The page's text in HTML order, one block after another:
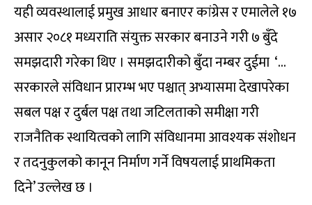
यही व्यवस्थालाई प्रमुख आधार बनाएर कांग्रेस र एमालेले १७
असार २०८१ मध्यराति संयुक्त सरकार बनाउने गरी ७ बुँदे
समझदारी गरेका थिए । समझदारीको बुँदा नम्बर दुईमा ‘…
सरकारले संविधान प्रारम्भ भए पश्चात् अभ्यासमा देखापरेका
सबल पक्ष र दुर्बल पक्ष तथा जटिलताको समीक्षा गरी
राजनैतिक स्थायित्वको लागि संविधानमा आवश्यक संशोधन
र तदनुकुलको कानून निर्माण गर्ने विषयलाई प्राथमिकता
दिने’ उल्लेख छ ।